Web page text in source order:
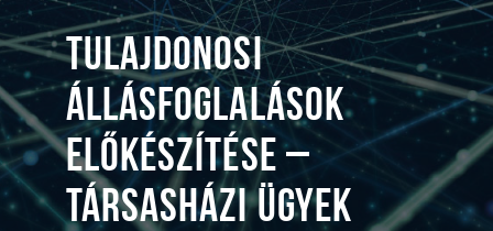
TULAJDONOSI
ÁLLÁSFOGLALÁSOK
ELŐKÉSZÍTÉSE –
TÁRSASHÁZI ÜGYEK